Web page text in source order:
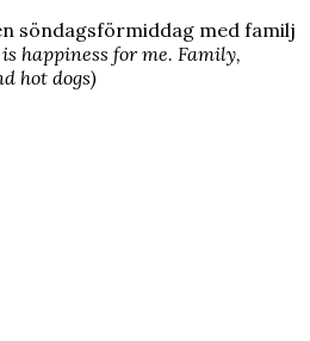
söndagsförmiddag med familj
happiness for me. Family,
hot dogs)